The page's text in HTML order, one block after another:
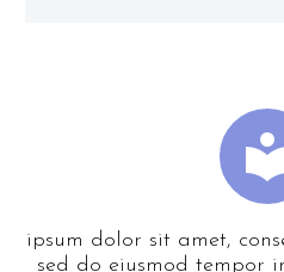
ipsum dolor sit amet,
sed do eiusmod tempor